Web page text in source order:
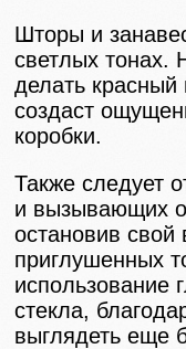
Шторы и
светлых тонах.
делать красный
создаст
коробки.
Также следует
и вызывающих
остановив
приглушенных
использование
стекла,
выглядеть еще